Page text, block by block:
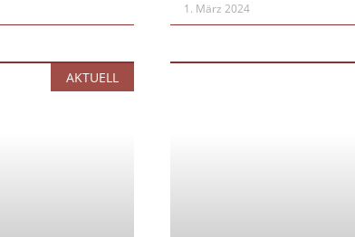
1. März 2024
AKTUELL